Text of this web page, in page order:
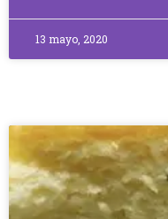
13 mayo, 2020